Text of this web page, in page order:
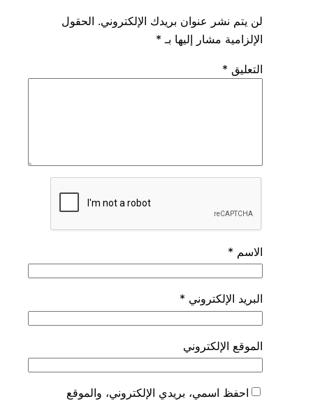
لن يتم نشر عنوان بريدك الإلكتروني. الحقول
الإلزامية مشار إليها بـ*
التعليق*
الاسم*
البريد الإلكتروني*
الموقع الإلكتروني
احفظ اسمي، بريدي الإلكتروني، والموقع